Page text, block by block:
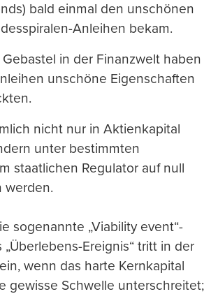
bald einmal den unschönen
Anleihen bekam.
in der Finanzwelt haben
unschöne Eigenschaften
nicht nur in Aktienkapital
unter bestimmten
staatlichen Regulator auf null
werden.
sogenannte „Viability event“-
„Überlebens-Ereignis“ tritt in der
wenn das harte Kernkapital
gewisse Schwelle unterschreitet;